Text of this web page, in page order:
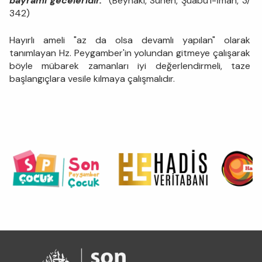
342)
Hayırlı ameli "az da olsa devamlı yapılan" olarak
tanımlayan Hz. Peygamber'in yolundan gitmeye çalışarak
böyle mübarek zamanları iyi değerlendirmeli, taze
başlangıçlara vesile kılmaya çalışmalıdır.